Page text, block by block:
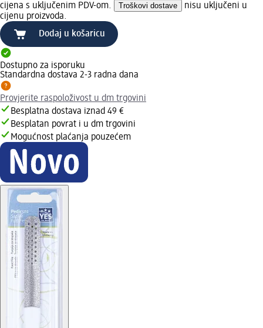
cijena s uključenim PDV-om.
Troškovi dostave
nisu uključeni u
cijenu proizvoda.
Dodaj u košaricu
Dostupno za isporuku
Standardna dostava 2-3 radna dana
Provjerite raspoloživost u dm trgovini
Besplatna dostava iznad 49 €
Besplatan povrat i u dm trgovini
Mogućnost plaćanja pouzećem